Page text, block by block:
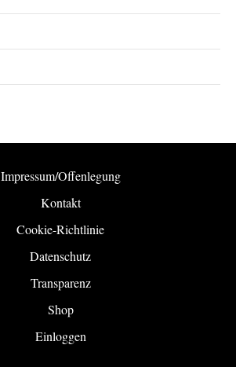
Impressum/Offenlegung
Kontakt
Cookie-Richtlinie
Datenschutz
Transparenz
Shop
Einloggen